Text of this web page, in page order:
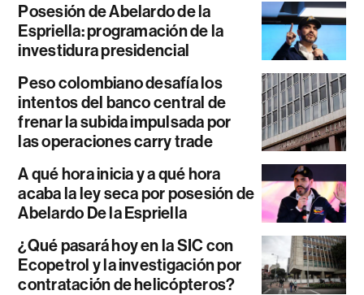
Posesión de Abelardo de la
Espriella: programación de la
investidura presidencial
Peso colombiano desafía los
intentos del banco central de
frenar la subida impulsada por
las operaciones carry trade
A qué hora inicia y a qué hora
acaba la ley seca por posesión de
Abelardo De la Espriella
¿Qué pasará hoy en la SIC con
Ecopetrol y la investigación por
contratación de helicópteros?